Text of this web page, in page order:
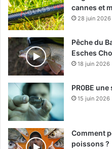
cannes et
28 juin 2026
Pêche du
Esches
18 juin 2026
PR0BE
15 juin 2026
Comment
poissons ?